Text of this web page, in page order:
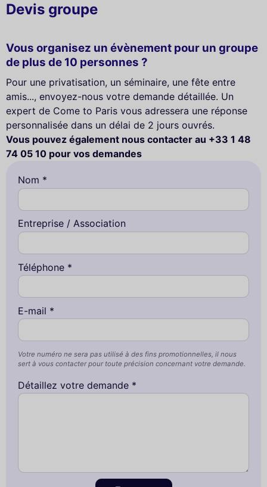
Devis groupe
Vous organisez un évènement pour un groupe
de plus de 10 personnes ?
Pour une privatisation, un séminaire, une fête entre
amis..., envoyez-nous votre demande détaillée. Un
expert de Come to Paris vous adressera une réponse
personnalisée dans un délai de 2 jours ouvrés.
Vous pouvez également nous contacter au +33 1 48
74 05 10 pour vos demandes
Nom *
Entreprise / Association
Téléphone *
E-mail *
Votre numéro ne sera pas utilisé à des fins promotionnelles, il nous
sert à vous contacter pour toute précision concernant votre demande.
Détaillez votre demande *